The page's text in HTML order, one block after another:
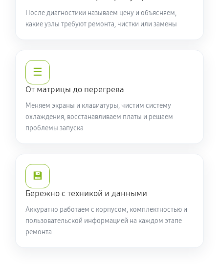
Замена видеочипа ноутбука Acer 3 SF314-59-748H
(NX.A5UER.004)
Настройка BIOS ноутбука Acer 3 SF314-59-748H
(NX.A5UER.004)
590 руб 60 минут
Ремонт подсветки ноутбука Acer 3 SF314-59-748H
(NX.A5UER.004)
Настройка ОС ноутбука Acer 3 SF314-59-748H
(NX.A5UER.004)
840 руб 60 минут
Замена HDMI ноутбука Acer 3 SF314-59-748H
(NX.A5UER.004)
После диагностики называем цену и объясняем,
какие узлы требуют ремонта, чистки или замены
☰
От матрицы до перегрева
Меняем экраны и клавиатуры, чистим систему
охлаждения, восстанавливаем платы и решаем
проблемы запуска
💾
Бережно с техникой и данными
Аккуратно работаем с корпусом, комплектностью и
пользовательской информацией на каждом этапе
ремонта